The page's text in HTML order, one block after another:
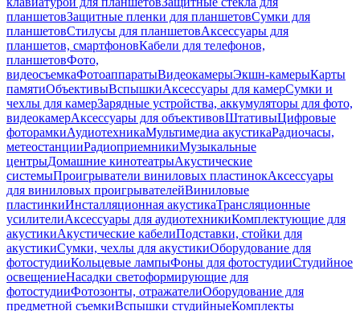
планшетовЗащитные пленки для планшетовСумки для
планшетовСтилусы для планшетовАксессуары для
планшетов, смартфоновКабели для телефонов,
планшетовФото,
видеосъемкаФотоаппаратыВидеокамерыЭкшн-камерыКарты
памятиОбъективыВспышкиАксессуары для камерСумки и
чехлы для камерЗарядные устройства, аккумуляторы для фото,
видеокамерАксессуары для объективовШтативыЦифровые
фоторамкиАудиотехникаМультимедиа акустикаРадиочасы,
метеостанцииРадиоприемникиМузыкальные
центрыДомашние кинотеатрыАкустические
системыПроигрыватели виниловых пластинокАксессуары
для виниловых проигрывателейВиниловые
пластинкиИнсталляционная акустикаТрансляционные
усилителиАксессуары для аудиотехникиКомплектующие для
акустикиАкустические кабелиПодставки, стойки для
акустикиСумки, чехлы для акустикиОборудование для
фотостудииКольцевые лампыФоны для фотостудииСтудийное
освещениеНасадки светоформирующие для
фотостудииФотозонты, отражателиОборудование для
предметной съемкиВспышки студийныеКомплекты